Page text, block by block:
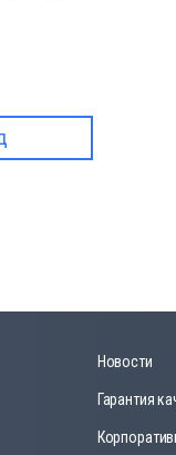
Новости
Гарантия